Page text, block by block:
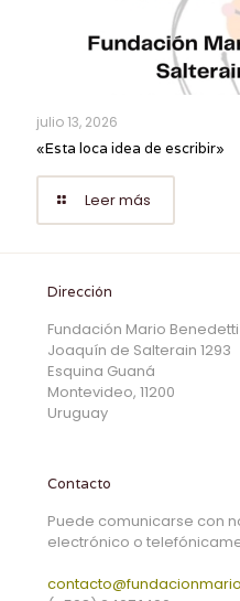
julio 13, 2026
«Esta loca idea de escribir»
Leer más
Dirección
Fundación Mario Benedetti
Joaquín de Salterain 1293
Esquina Guaná
Montevideo, 11200
Uruguay
Contacto
Puede comunicarse con
electrónico o